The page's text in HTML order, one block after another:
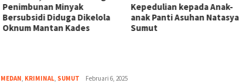
Penimbunan Minyak
Bersubsidi Diduga Dikelola
Oknum Mantan Kades
Kepedulian kepada Anak-
anak Panti Asuhan Natasya
Sumut
MEDAN, KRIMINAL, SUMUT Faktasumut.com
Februari 6, 2025